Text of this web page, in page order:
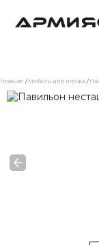
Главная Мебель для пляжа